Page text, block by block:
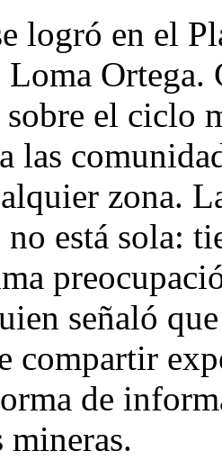
logró en el
Loma
el ciclo
las
zona.
está sola:
señaló
compartir
de
mineras.